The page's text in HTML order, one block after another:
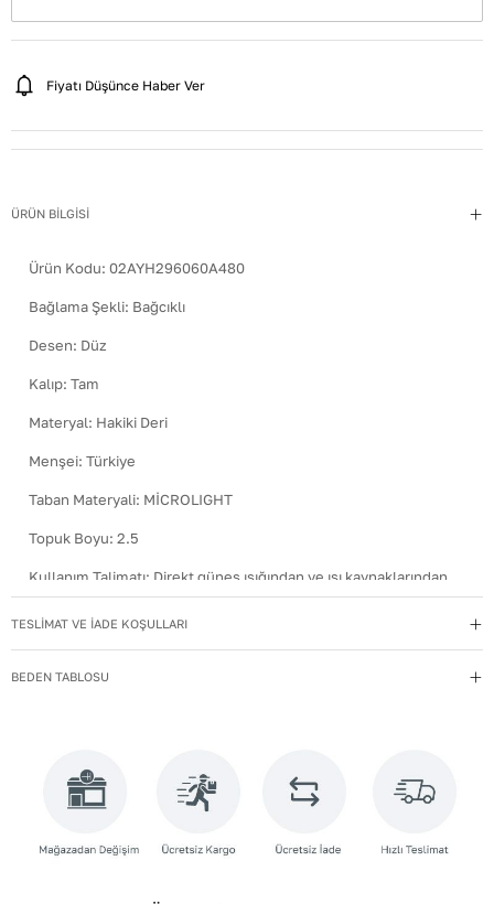
Fiyatı Düşünce Haber Ver
ÜRÜN BİLGİSİ
Ürün Kodu: 02AYH296060A480
Bağlama Şekli: Bağcıklı
Desen: Düz
Kalıp: Tam
Materyal: Hakiki Deri
Menşei: Türkiye
Taban Materyali: MİCROLIGHT
Topuk Boyu: 2.5
Kullanım Talimatı: Direkt güneş ışığından ve ısı kaynaklarından
uzak tutun.
Deri ayakkabılarınızı yumuşak bir fırçayla tozdan
bekleyin.
Deri Cinsi:Dana Deri
TESLİMAT VE İADE KOŞULLARI
BEDEN TABLOSU